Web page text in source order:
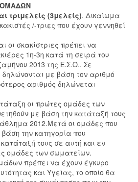
τριμελείς (3μελείς). Δικαίωμα
/-τριες που έχουν γεννηθεί
οι σκακίστριες πρέπει να
1η-3η κατά τη σειρά του
2013 της Ε.Σ.Ο.. Σε
με βάση τον αριθμό
αριθμός δηλώνεται
οι πρώτες ομάδες των
με βάση την κατάταξή τους
2012.Μετά οι ομάδες που
την κατηγορία που
τους σε αυτή και εν
ομάδες των σωματείων.
πρέπει να έχουν έγκυρο
και Υγείας, το οποίο θα